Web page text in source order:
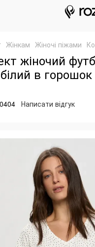
Жінкам Жіночі піжами
жіночий
в горошок
Написати відгук